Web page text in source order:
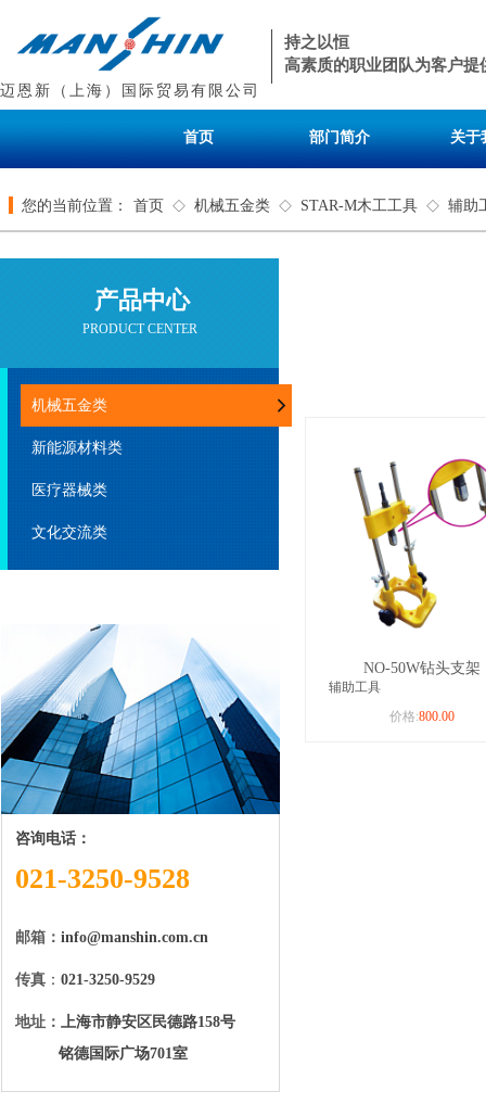
持之以恒
高素质的职业团队为客户提
迈恩新（上海）国际贸易有限公司
首页 部门简介 关于
首页 ◇ 机械五金类 ◇ STAR-M木工工具 ◇ 辅助
您的当前位置：
产品中心
PRODUCT CENTER
机械五金类
新能源材料类
医疗器械类
文化交流类
NO-50W钻头支架
辅助工具
价格:800.00
咨询电话：
021-3250-9528
邮箱： info@manshin.com.cn
传真 ： 021-3250-9529
地址： 上海市静安区民德路158号
铭德国际广场701室